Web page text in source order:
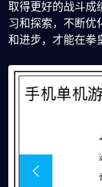
取得更好的战斗成
习和探索，不断优
和进步，才能在拳